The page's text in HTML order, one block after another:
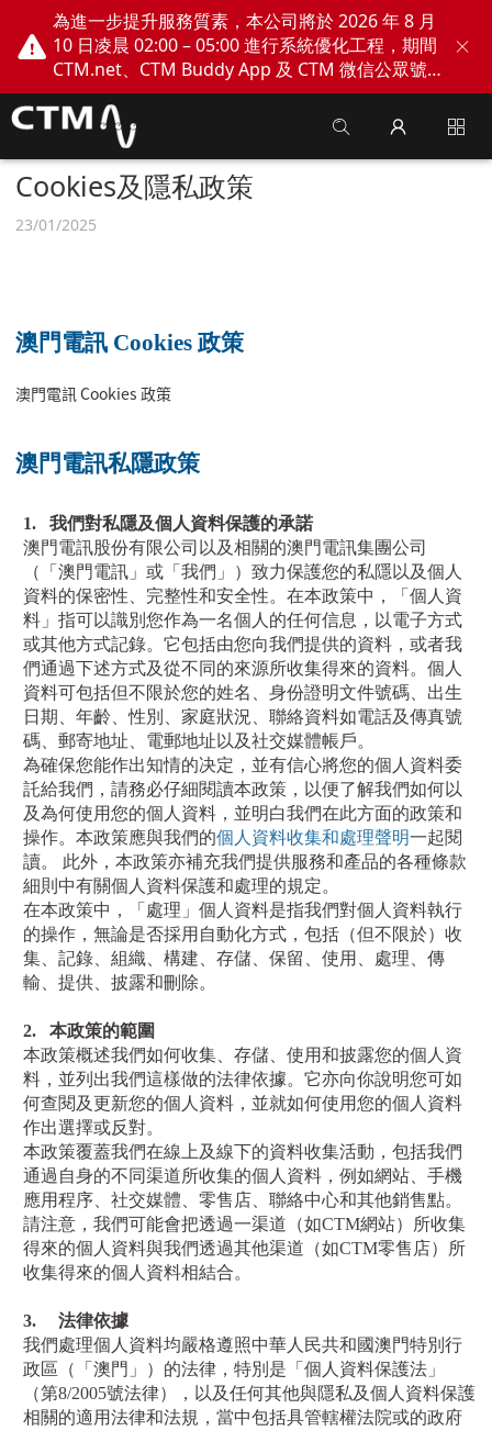
為進一步提升服務質素，本公司將於 2026 年 8 月
10 日凌晨 02:00 – 05:00 進行系統優化工程，期間
CTM.net、CTM Buddy App 及 CTM 微信公眾號
網上服務將會暫停。不便之處，敬請見諒！
Cookies及隱私政策
23/01/2025
澳門電訊 Cookies 政策
澳門電訊 Cookies 政策
澳門電訊私隱政策
1.
我們對私隱及個人資料保護的承諾
澳門電訊股份有限公司以及相關的澳門電訊集團公司
（「澳門電訊」或「我們」）致力保護您的私隱以及個人
資料的保密性、完整性和安全性。在本政策中，「個人資
料」指可以識別您作為一名個人的任何信息，以電子方式
或其他方式記錄。它包括由您向我們提供的資料，或者我
們通過下述方式及從不同的來源所收集得來的資料。個人
資料可包括但不限於您的姓名、身份證明文件號碼、出生
日期、年齡、性別、家庭狀況、聯絡資料如電話及傳真號
碼、郵寄地址、電郵地址以及社交媒體帳戶。
為確保您能作出知情的决定，並有信心將您的個人資料委
託給我們，請務必仔細閱讀本政策，以便了解我們如何以
及為何使用您的個人資料，並明白我們在此方面的政策和
操作。本政策應與我們的個人資料收集和處理聲明一起閱
讀。 此外，本政策亦補充我們提供服務和產品的各種條款
細則中有關個人資料保護和處理的規定。
在本政策中，「處理」個人資料是指我們對個人資料執行
的操作，無論是否採用自動化方式，包括（但不限於）收
集、記錄、組織、構建、存儲、保留、使用、處理、傳
輸、提供、披露和刪除。
2.
本政策的範圍
本政策概述我們如何收集、存儲、使用和披露您的個人資
料，並列出我們這樣做的法律依據。它亦向你說明您可如
何查閱及更新您的個人資料，並就如何使用您的個人資料
作出選擇或反對。
本政策覆蓋我們在線上及線下的資料收集活動，包括我們
通過自身的不同渠道所收集的個人資料，例如網站、手機
應用程序、社交媒體、零售店、聯絡中心和其他銷售點。
請注意，我們可能會把透過一渠道（如CTM網站）所收集
得來的個人資料與我們透過其他渠道（如CTM零售店）所
收集得來的個人資料相結合。
3.
法律依據
我們處理個人資料均嚴格遵照中華人民共和國澳門特別行
政區（「澳門」）的法律，特別是「個人資料保護法」
（第8/2005號法律），以及任何其他與隱私及個人資料保護
相關的適用法律和法規，當中包括具管轄權法院或的政府